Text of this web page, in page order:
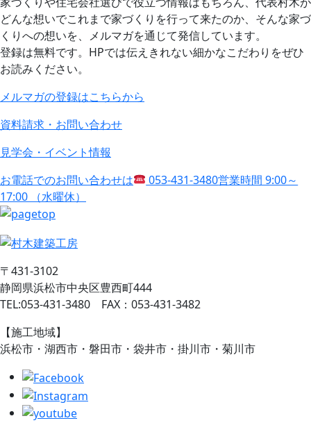
どんな想いでこれまで家づくりを行って来たのか、そんな家づ
くりへの想いを、メルマガを通じて発信しています。
登録は無料です。HPでは伝えきれない細かなこだわりをぜひ
お読みください。
メルマガの登録はこちらから
資料請求・お問い合わせ
見学会・イベント情報
お電話でのお問い合わせは
053-431-3480営業時間 9:00～
17:00 （水曜休）
〒431-3102
静岡県浜松市中央区豊西町444
TEL:053-431-3480 FAX：053-431-3482
【施工地域】
浜松市・湖西市・磐田市・袋井市・掛川市・菊川市